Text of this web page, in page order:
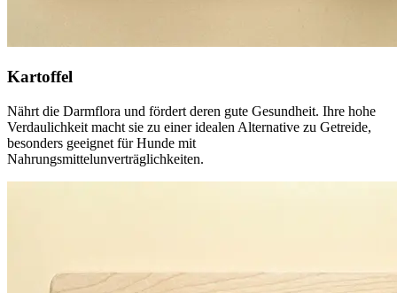
Kartoffel
Nährt die Darmflora und fördert deren gute Gesundheit. Ihre hohe
Verdaulichkeit macht sie zu einer idealen Alternative zu Getreide,
besonders geeignet für Hunde mit
Nahrungsmittelunverträglichkeiten.